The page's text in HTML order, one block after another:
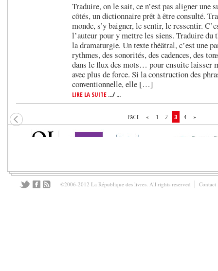
Traduire, on le sait, ce n’est pas aligner une
côtés, un dictionnaire prêt à être consulté.
monde, s’y baigner, le sentir, le ressentir.
l’auteur pour y mettre les siens. Traduire du
la dramaturgie. Un texte théâtral, c’est une
rythmes, des sonorités, des cadences, des
dans le flux des mots… pour ensuite laisser
avec plus de force. Si la construction des
conventionnelle, elle […]
LIRE LA SUITE .../ ...
PAGE « 1 2 3 4 »
©2006-2012 La République des livres. All rights reserved Contact